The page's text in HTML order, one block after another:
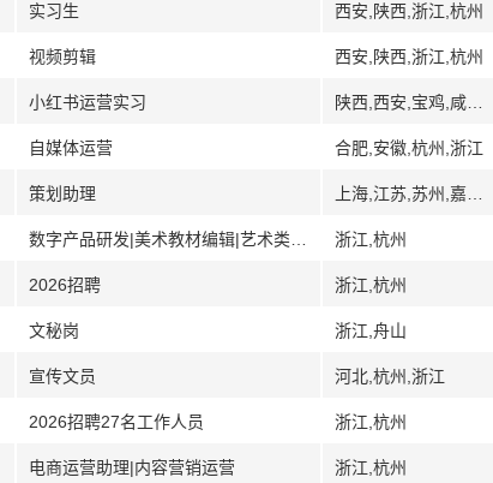
实习生 西安,陕西,浙江,杭州
视频剪辑 西安,陕西,浙江,杭州
小红书运营实习
自媒体运营 合肥,安徽,杭州,浙江
策划助理
浙江,杭州
2026招聘 浙江,杭州
文秘岗 浙江,舟山
宣传文员 河北,杭州,浙江
2026招聘27名工作人员 浙江,杭州
电商运营助理|内容营销运营 浙江,杭州